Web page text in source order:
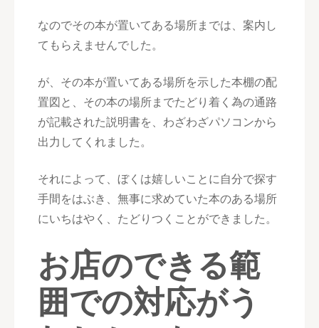
なのでその本が置いてある場所までは、案内し
てもらえませんでした。
が、その本が置いてある場所を示した本棚の配
置図と、その本の場所までたどり着く為の通路
が記載された説明書を、わざわざパソコンから
出力してくれました。
それによって、ぼくは嬉しいことに自分で探す
手間をはぶき、無事に求めていた本のある場所
にいちはやく、たどりつくことができました。
お店のできる範
囲での対応がう